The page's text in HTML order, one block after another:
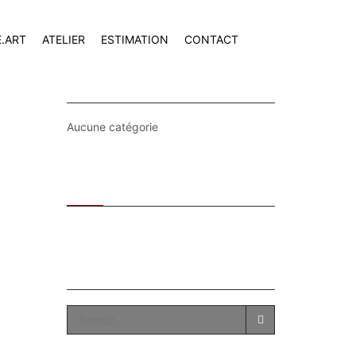
ATELIER ESTIMATION CONTACT
Aucune catégorie